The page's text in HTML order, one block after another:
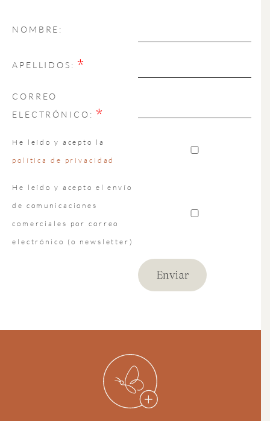
NOMBRE:
APELLIDOS: *
CORREO
ELECTRÓNICO: *
He leído y acepto la
política de privacidad
He leído y acepto el envío
de comunicaciones
comerciales por correo
electrónico (o newsletter)